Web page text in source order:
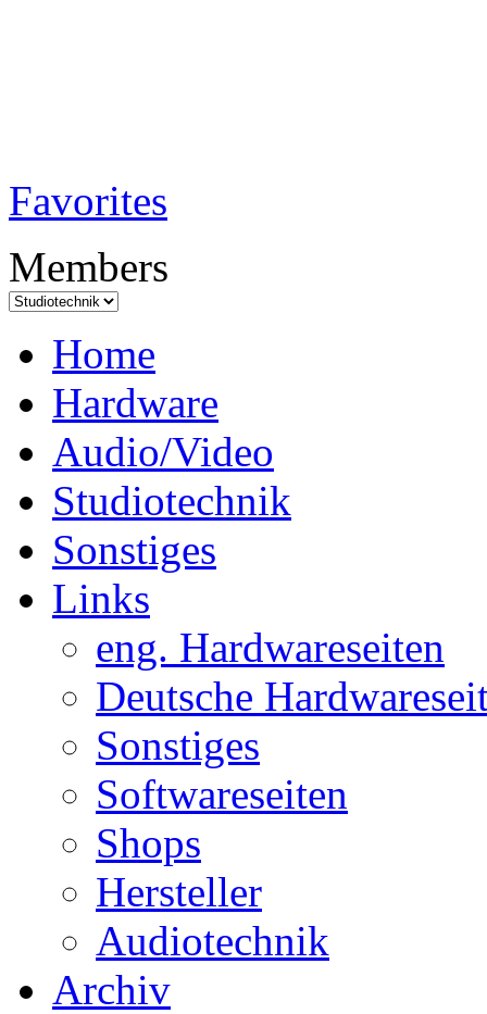
Favorites
Members
Home
Hardware
Audio/Video
Studiotechnik
Sonstiges
Links
eng. Hardwareseiten
Deutsche
Sonstiges
Softwareseiten
Shops
Hersteller
Audiotechnik
Archiv